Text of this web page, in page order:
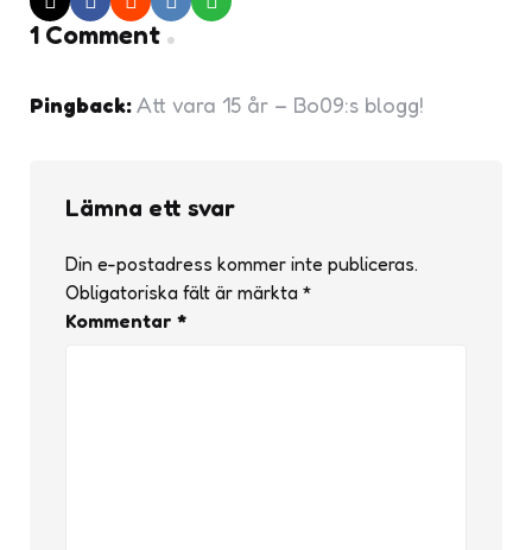
1 Comment
Pingback:Att vara 15 år – Bo09:s blogg!
Lämna ett svar
Din e-postadress kommer inte publiceras.
Obligatoriska fält är märkta *
Kommentar *